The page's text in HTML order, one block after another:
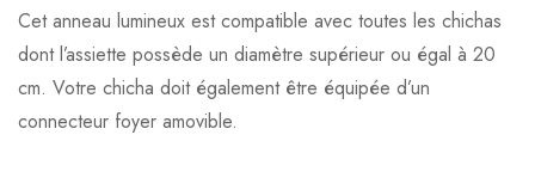
Cet anneau lumineux est compatible avec toutes les chichas
dont l’assiette possède un diamètre supérieur ou égal à 20
cm. Votre chicha doit également être équipée d’un
connecteur foyer amovible.